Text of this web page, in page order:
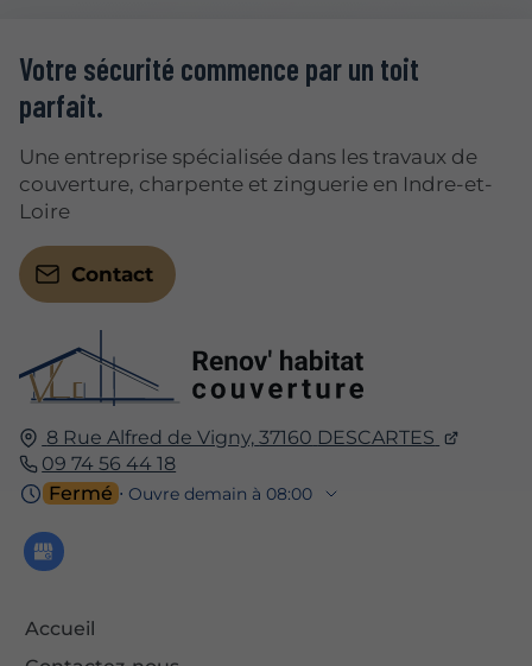
8 Rue Alfred de Vigny, 37160 DESCARTES
09 74 56 44 18
Fermé ⋅ Ouvre demain à 08:00
Accueil
Votre sécurité commence par un toit
parfait.
Une entreprise spécialisée dans les travaux de
couverture, charpente et zinguerie en Indre-et-
Loire
Contact